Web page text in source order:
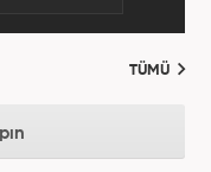
TÜMÜ